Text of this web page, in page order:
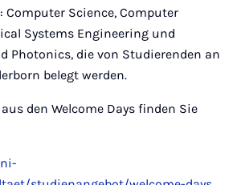
Computer Science, Computer
Systems Engineering und
Photonics, die von Studierenden an
belegt werden.
den Welcome Days finden Sie